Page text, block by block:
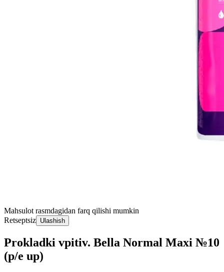
Mahsulot rasmdagidan farq qilishi mumkin
Retseptsiz Ulashish
Prokladki vpitiv. Bella Normal Maxi №10
(p/e up)